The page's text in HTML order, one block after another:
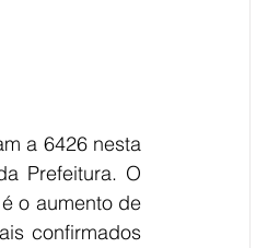
a 6426 nesta
Prefeitura. O
o aumento de
confirmados